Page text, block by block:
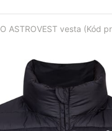
ASTROVEST vesta (Kód